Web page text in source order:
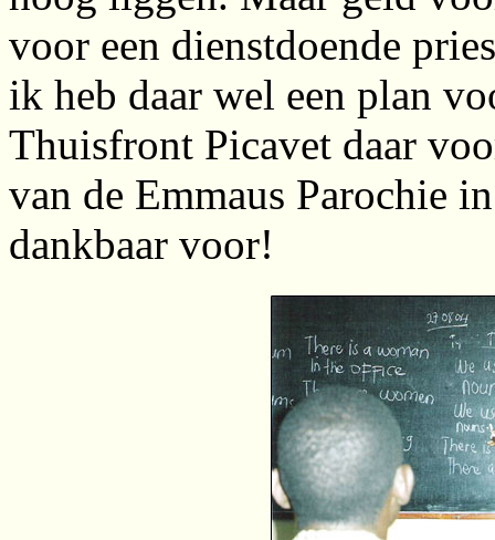
voor een dienstdoende
ik heb daar wel een plan
Thuisfront Picavet daar
van de Emmaus Parochie
dankbaar voor!